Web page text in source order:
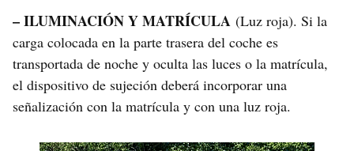
– ILUMINACIÓN Y MATRÍCULA (Luz roja). Si la
carga colocada en la parte trasera del coche es
transportada de noche y oculta las luces o la matrícula,
el dispositivo de sujeción deberá incorporar una
señalización con la matrícula y con una luz roja.